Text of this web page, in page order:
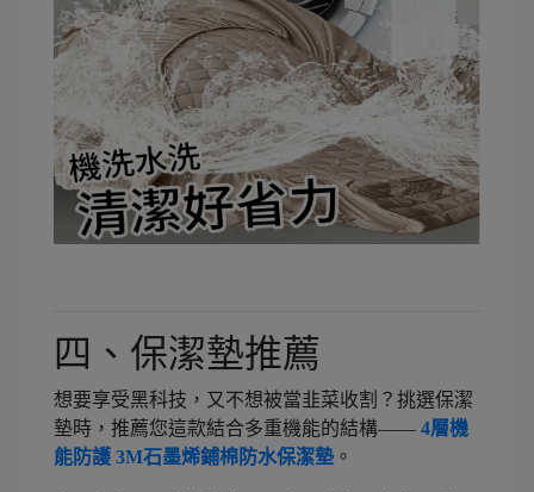
四、保潔墊推薦
想要享受黑科技，又不想被當韭菜收割？挑選保潔
墊時，推薦您這款結合多重機能的結構—— 4層機
能防護 3M石墨烯鋪棉防水保潔墊 。